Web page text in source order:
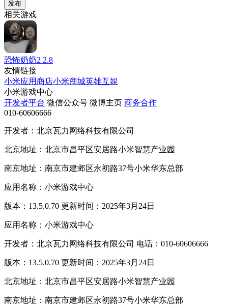
发布
相关游戏
恐怖奶奶2 2.8
友情链接
小米应用商店小米商城英雄互娱
小米游戏中心
开发者平台 微信公众号 微博主页 商务合作
010-60606666
开发者：北京瓦力网络科技有限公司
北京地址：北京市昌平区安居路小米智慧产业园
南京地址：南京市建邺区永初路37号小米华东总部
应用名称：小米游戏中心
版本：13.5.0.70 更新时间：2025年3月24日
应用名称：小米游戏中心
开发者：北京瓦力网络科技有限公司 电话：010-60606666
版本：13.5.0.70 更新时间：2025年3月24日
北京地址：北京市昌平区安居路小米智慧产业园
南京地址：南京市建邺区永初路37号小米华东总部